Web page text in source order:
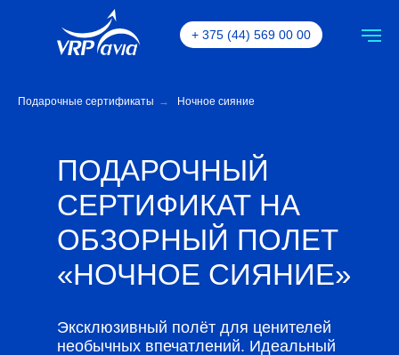
+ 375 (44) 569 00 00
Подарочные сертификаты → Ночное сияние
ПОДАРОЧНЫЙ
СЕРТИФИКАТ НА
ОБЗОРНЫЙ ПОЛЕТ
«НОЧНОЕ СИЯНИЕ»
Эксклюзивный полёт для ценителей
необычных впечатлений. Идеальный